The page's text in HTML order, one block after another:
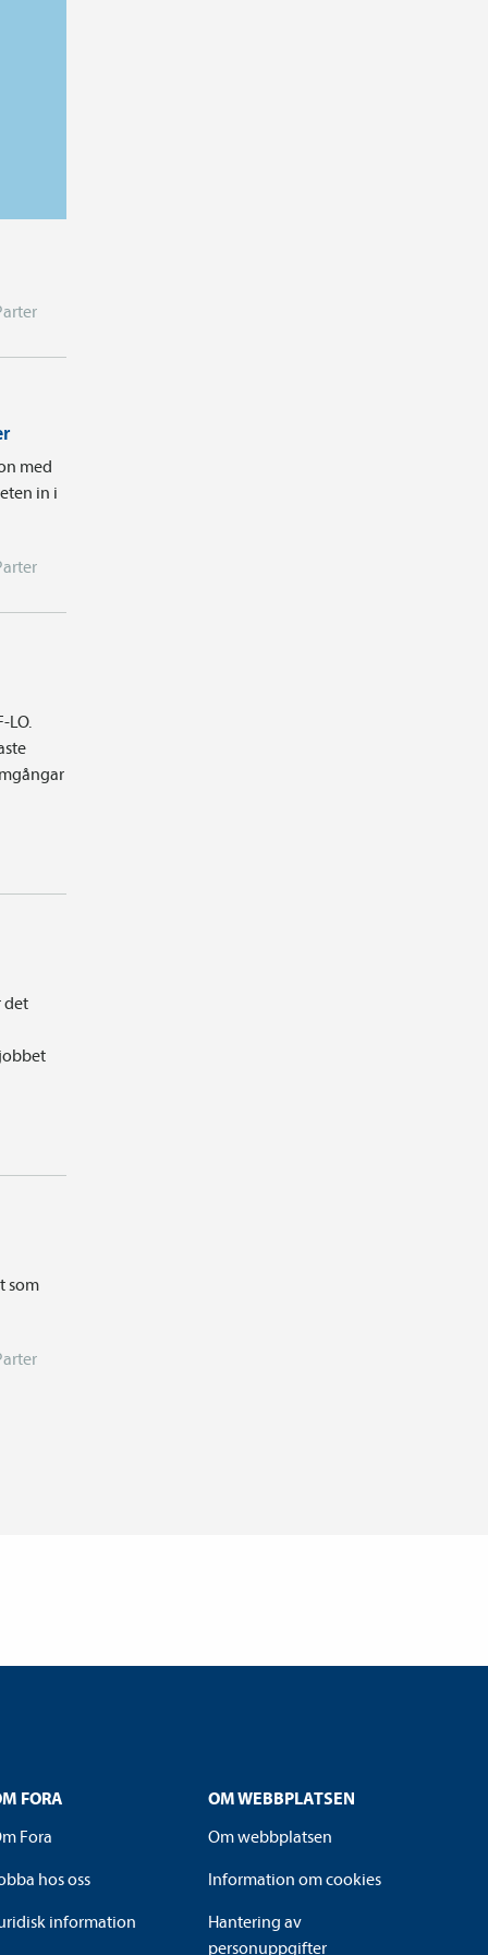
med
in i
LO.
det
som
FORA
Fora
hos oss
information
OM WEBBPLATSEN
Om webbplatsen
Information om cookies
Hantering av
personuppgifter